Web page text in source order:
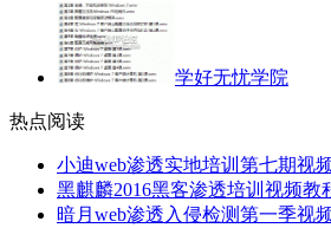
学好无忧学院
热点阅读
小迪web渗透实地培训第七期视
黑麒麟2016黑客渗透培训视频教
暗月web渗透入侵检测第一季视